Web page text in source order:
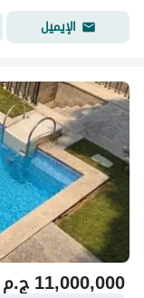
الإيميل
ج.م11,000,000